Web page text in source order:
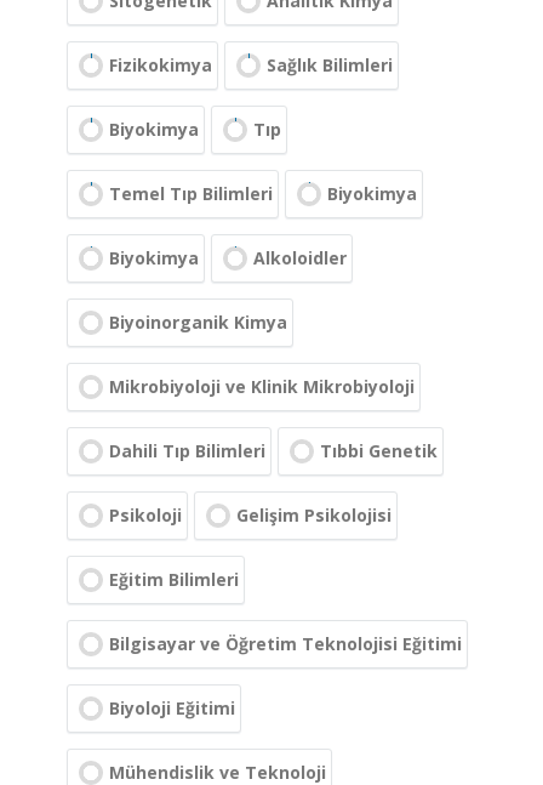
Fizikokimya Sağlık Bilimleri
Biyokimya Tıp
Temel Tıp Bilimleri Biyokimya
Biyokimya Alkoloidler
Biyoinorganik Kimya
Mikrobiyoloji ve Klinik Mikrobiyoloji
Dahili Tıp Bilimleri Tıbbi Genetik
Psikoloji Gelişim Psikolojisi
Eğitim Bilimleri
Bilgisayar ve Öğretim Teknolojisi Eğitimi
Biyoloji Eğitimi
Mühendislik ve Teknoloji